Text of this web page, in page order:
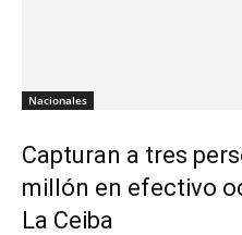
Nacionales
Capturan a tres
millón en efectivo
La Ceiba